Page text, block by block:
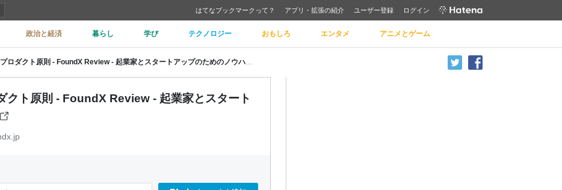
はてなブックマークって？ アプリ・拡張の紹介 ユーザー登録 ログイン
政治と経済 暮らし 学び テクノロジー おもしろ エンタメ アニメとゲーム
クト原則 - FoundX Review - 起業家とスタート